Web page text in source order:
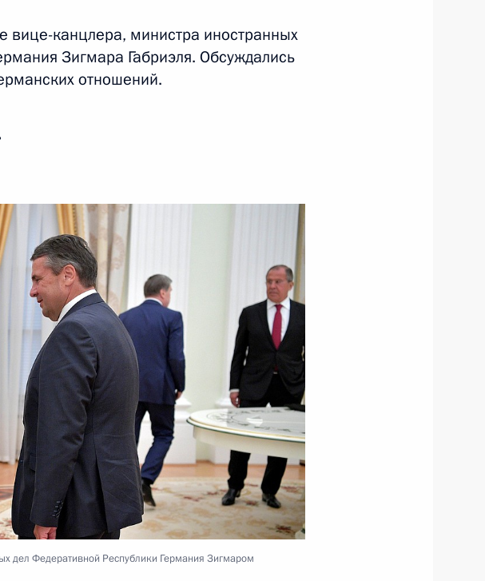
Германии Зигмаром
политика
Франсуа Олландом
вице-канцлера, министра иностранных
Зигмара Габриэля. Обсуждались
отношений.
дел Федеративной Республики Германия Зигмаром